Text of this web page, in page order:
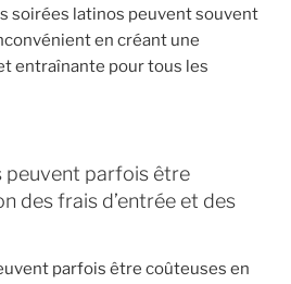
soirées latinos peuvent souvent
en créant une
entraînante pour tous les
peuvent parfois être
des frais d’entrée et des
parfois être coûteuses en